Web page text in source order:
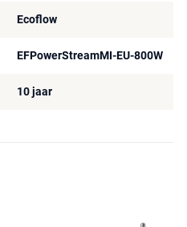
Ecoflow
EFPowerStreamMI-EU-800W
10 jaar